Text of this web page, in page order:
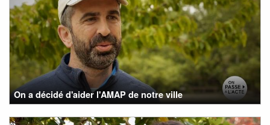
On a décidé d'aider l'AMAP de notre ville